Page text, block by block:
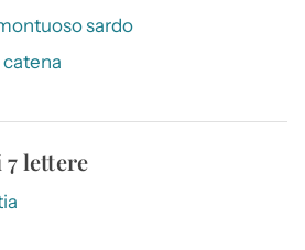
sardo
catena
lettere